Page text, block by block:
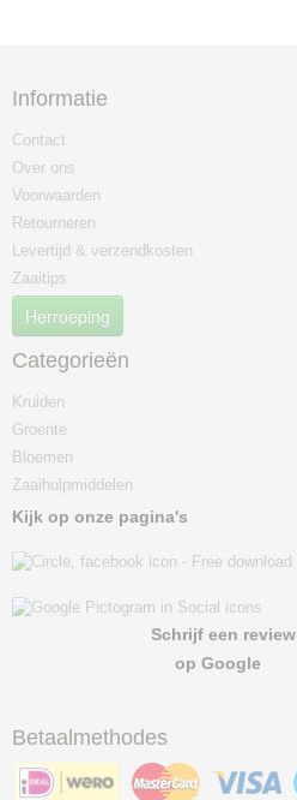
Informatie
Contact
Over ons
Voorwaarden
Retourneren
Levertijd & verzendkosten
Zaaitips
Herroeping
Categorieën
Kruiden
Groente
Bloemen
Zaaihulpmiddelen
Kijk op onze pagina's
Schrijf een review
op Google
Betaalmethodes